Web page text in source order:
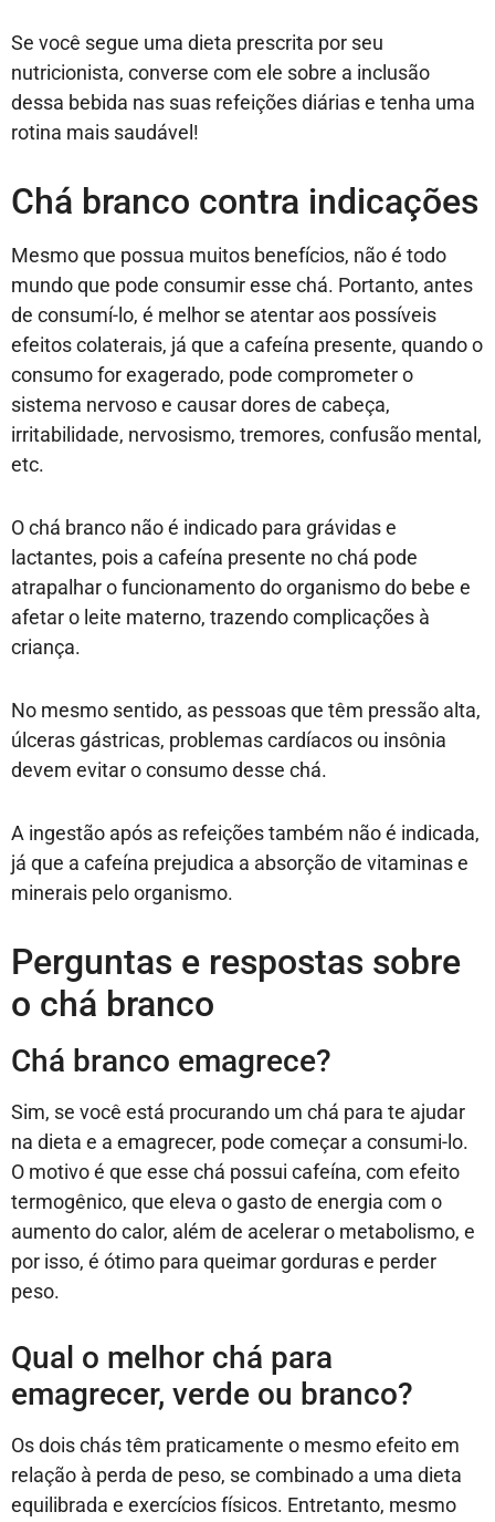
Se você segue uma dieta prescrita por seu
nutricionista, converse com ele sobre a inclusão
dessa bebida nas suas refeições diárias e tenha uma
rotina mais saudável!
Chá branco contra indicações
Mesmo que possua muitos benefícios, não é todo
mundo que pode consumir esse chá. Portanto, antes
de consumí-lo, é melhor se atentar aos possíveis
efeitos colaterais, já que a cafeína presente, quando o
consumo for exagerado, pode comprometer o
sistema nervoso e causar dores de cabeça,
irritabilidade, nervosismo, tremores, confusão mental,
etc.
O chá branco não é indicado para grávidas e
lactantes, pois a cafeína presente no chá pode
atrapalhar o funcionamento do organismo do bebe e
afetar o leite materno, trazendo complicações à
criança.
No mesmo sentido, as pessoas que têm pressão alta,
úlceras gástricas, problemas cardíacos ou insônia
devem evitar o consumo desse chá.
A ingestão após as refeições também não é indicada,
já que a cafeína prejudica a absorção de vitaminas e
minerais pelo organismo.
Perguntas e respostas sobre
o chá branco
Chá branco emagrece?
Sim, se você está procurando um chá para te ajudar
na dieta e a emagrecer, pode começar a consumi-lo.
O motivo é que esse chá possui cafeína, com efeito
termogênico, que eleva o gasto de energia com o
aumento do calor, além de acelerar o metabolismo, e
por isso, é ótimo para queimar gorduras e perder
peso.
Qual o melhor chá para
emagrecer, verde ou branco?
Os dois chás têm praticamente o mesmo efeito em
relação à perda de peso, se combinado a uma dieta
equilibrada e exercícios físicos. Entretanto, mesmo